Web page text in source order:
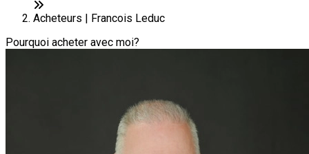
Acheteurs | Francois Leduc
Pourquoi acheter avec moi?